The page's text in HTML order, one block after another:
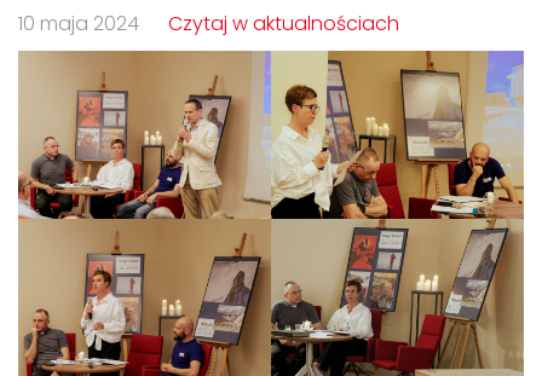
10 maja 2024 Czytaj w aktualnościach